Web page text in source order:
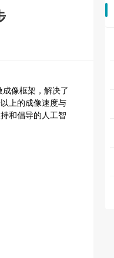
像框架，解决了
上的成像速度与
和倡导的人工智